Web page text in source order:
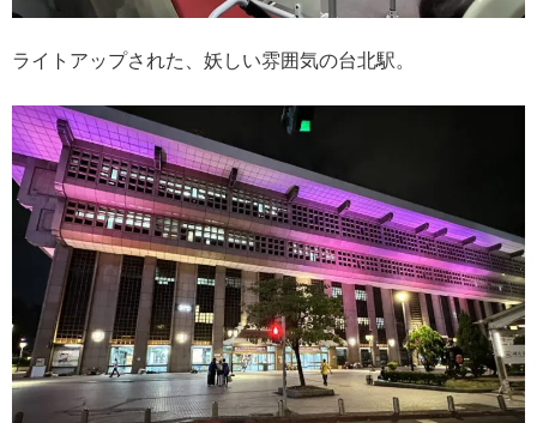
ライトアップされた、妖しい雰囲気の台北駅。